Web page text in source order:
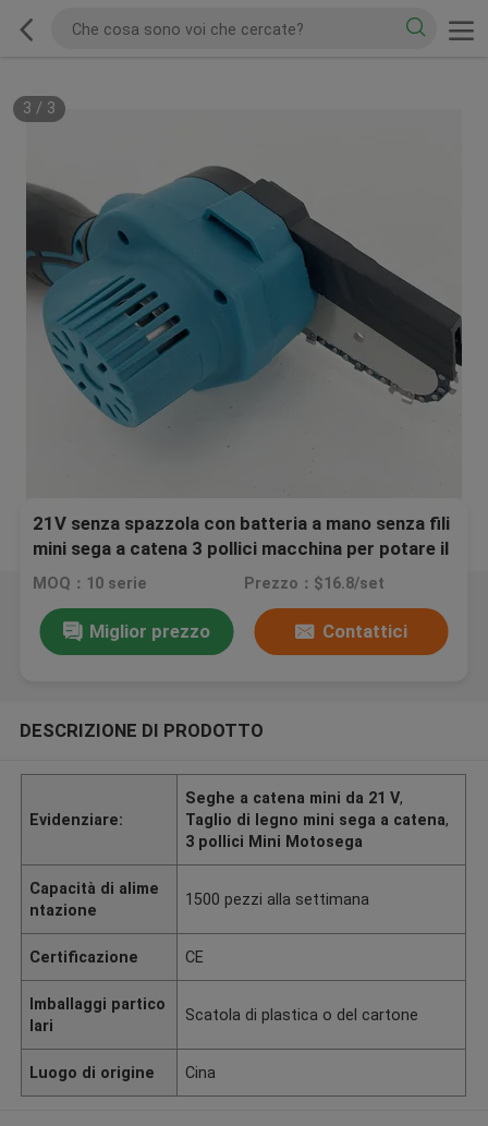
3 / 3
21V senza spazzola con batteria a mano senza fili
mini sega a catena 3 pollici macchina per potare il
legno
MOQ：10 serie Prezzo：$16.8/set
Miglior prezzo Contattici
DESCRIZIONE DI PRODOTTO
Evidenziare:
Seghe a catena mini da 21 V,
Taglio di legno mini sega a catena,
3 pollici Mini Motosega
Capacità di alime
ntazione
1500 pezzi alla settimana
Certificazione CE
Imballaggi partico
lari
Scatola di plastica o del cartone
Luogo di origine Cina